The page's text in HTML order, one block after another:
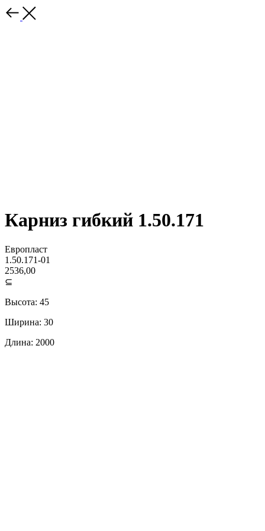
Карниз гибкий 1.50.171
Европласт
1.50.171-01
2536,00
⊆
Высота: 45
Ширина: 30
Длина: 2000